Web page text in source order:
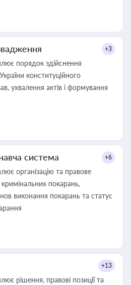
+3
порядок здійснення
конституційного
ухвалення актів і формування
система +6
організацію та правове
покарань,
виконання покарань та статус
+13
рішення, правові позиції та